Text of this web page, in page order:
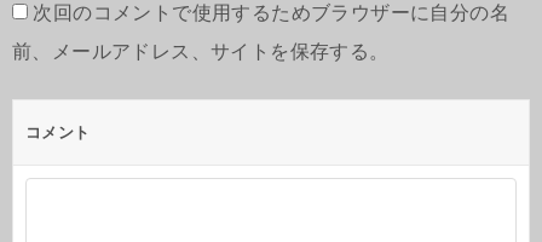
次回のコメントで使用するためブラウザーに自分の名
前、メールアドレス、サイトを保存する。
コメント